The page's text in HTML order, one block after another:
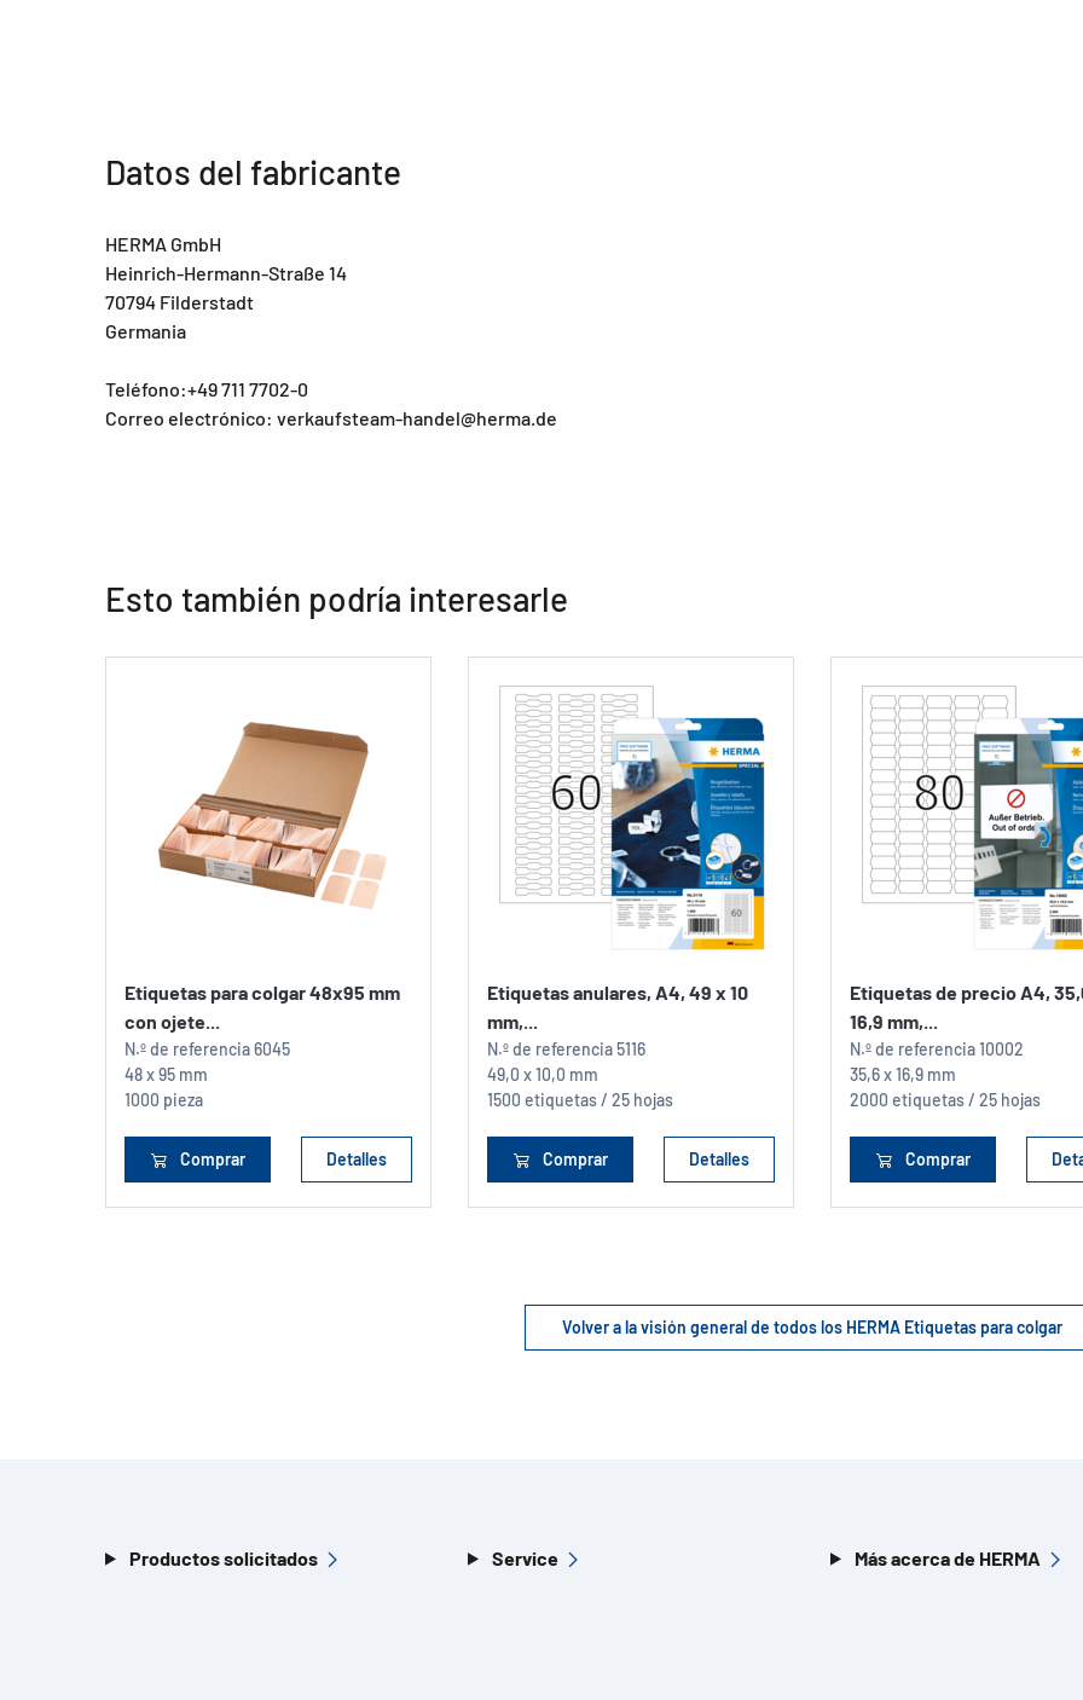
Datos del fabricante
HERMA GmbH
Heinrich-Hermann-Straße 14
70794 Filderstadt
Germania
Teléfono:+49 711 7702-0
Correo electrónico: verkaufsteam-handel@herma.de
Esto también podría interesarle
Etiquetas para colgar 48x95 mm
con ojete...
N.º de referencia6045
48 x 95 mm
1000 pieza
Comprar Detalles
Etiquetas anulares, A4, 49 x 10
mm,...
N.º de referencia5116
49,0 x 10,0 mm
1500 etiquetas / 25 hojas
Comprar Detalles
Etiquetas de precio A4,
16,9 mm,...
N.º de referencia10002
35,6 x 16,9 mm
2000 etiquetas / 25 hojas
Comprar
Volver a la visión general de todos los HERMA Etiquetas para colgar
Productos solicitados Service Más acerca de HERMA